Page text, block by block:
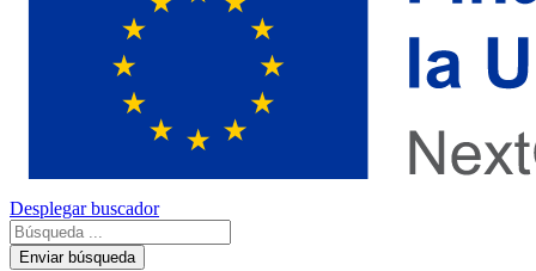
Desplegar buscador
Enviar búsqueda